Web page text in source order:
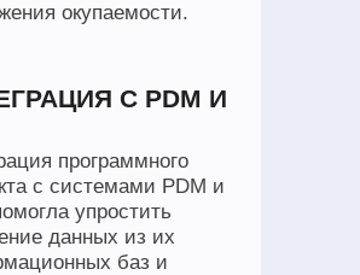
окупаемости.
С PDM И
программного
с системами PDM и
упростить
данных из их
баз и